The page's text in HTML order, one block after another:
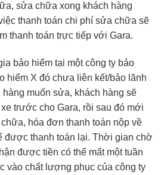
sửa chữa xong khách hàng
thanh toán chi phí sửa chữa sẽ
thanh toán trực tiếp với Gara.
bảo hiểm tại một công ty bảo
hiểm X đó chưa liên kết/bảo lãnh
hàng muốn sửa, khách hàng sẽ
trước cho Gara, rồi sau đó mới
hóa đơn thanh toán nộp về
được thanh toán lại. Thời gian chờ
được tiền có thể mất một tuần
vào chất lượng phục của công ty